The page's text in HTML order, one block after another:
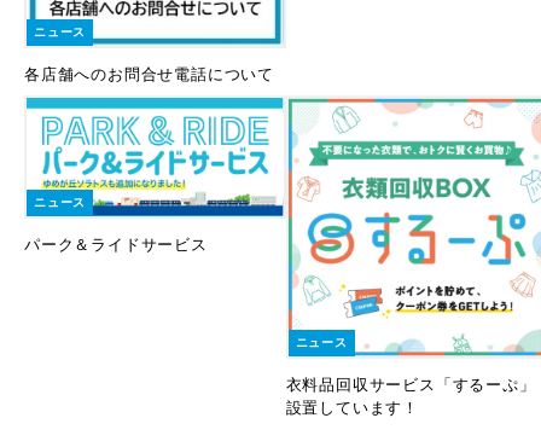
ニュース
各店舗へのお問合せ電話について
ニュース
パーク＆ライドサービス
ニュース
衣料品回収サービス「するーぷ」
設置しています！